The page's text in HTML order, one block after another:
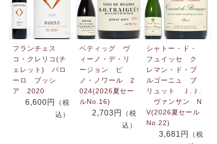
フランチェス
コ・クレリコ(チ
ェレット) バロ
ーロ ブッシ
ア 2020
6,600円
（税
込）
ベティッグ ヴ
ィーノ・デ・リ
ージョン ピ
ノ・ノワール 2
024(2026夏セー
ルNo.16)
2,703円
（税
込）
シャトー・ド・
フュイッセ ク
レマン・ド・ブ
ルゴーニュ ブ
リュット Ｊ.Ｊ.
ヴァンサン N
V(2026夏セール
No.22)
3,681円
（税